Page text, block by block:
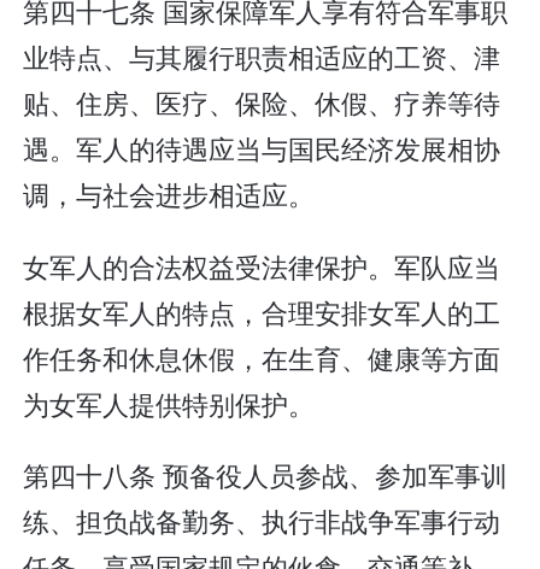
第四十七条 国家保障军人享有符合军事职
业特点、与其履行职责相适应的工资、津
贴、住房、医疗、保险、休假、疗养等待
遇。军人的待遇应当与国民经济发展相协
调，与社会进步相适应。
女军人的合法权益受法律保护。军队应当
根据女军人的特点，合理安排女军人的工
作任务和休息休假，在生育、健康等方面
为女军人提供特别保护。
第四十八条 预备役人员参战、参加军事训
练、担负战备勤务、执行非战争军事行动